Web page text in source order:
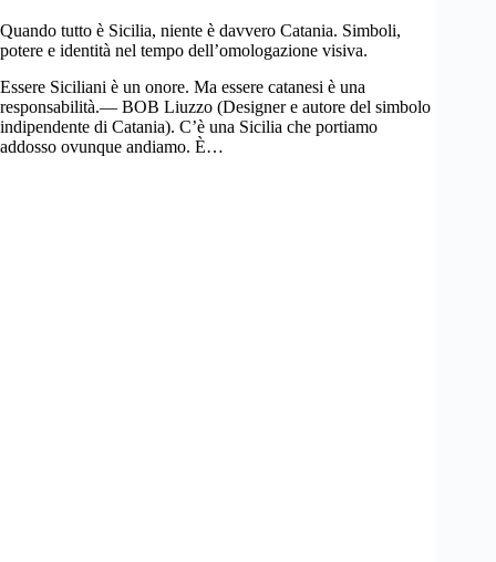
Quando tutto è Sicilia, niente è davvero Catania. Simboli,
potere e identità nel tempo dell’omologazione visiva.
Essere Siciliani è un onore. Ma essere catanesi è una
responsabilità.— BOB Liuzzo (Designer e autore del simbolo
indipendente di Catania). C’è una Sicilia che portiamo
addosso ovunque andiamo. È…